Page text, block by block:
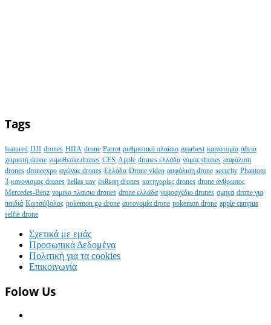
Tags
featured DJI drones ΗΠΑ drone Parrot ρυθμιστικό πλαίσιο gearbest καινοτομία άδεια
χειριστή drone νομοθεσία drones CES Apple drones ελλάδα νόμος drones ασφάλιση
drones droneexpo αγώνας drones Ελλάδα Drone video ασφάλιση drone security Phantom
3 κανονισμος drones hellas uav έκθεση drones κατηγορίες drones drone άνθρωπος
Mercedes-Benz νομικο πλαισιο drones drone ελλάδα νομοσχέδιο drones σμηεα drone για
παιδιά Κωτσόβολος pokemon go drone αυτονομία drone pokemon drone apple campus
selfie drone
Σχετικά με εμάς
Προσωπικά Δεδομένα
Πολιτική για τα cookies
Επικοινωνία
Folow Us